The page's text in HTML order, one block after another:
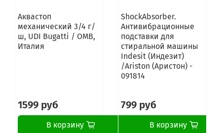
Аквастоп
механический 3/4 г/
ш, UDI Bugatti / OMB,
Италия
1599 руб
В корзину
ShockAbsorber.
Антивибрационные
подставки для
стиральной машины
Indesit (Индезит)
/Ariston (Аристон) -
091814
799 руб
В корзину